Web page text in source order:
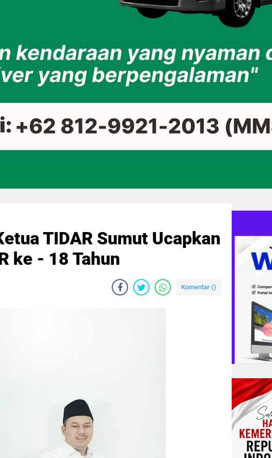
TIDAR Sumut Ucapkan
ke - 18 Tahun
Komentar ()